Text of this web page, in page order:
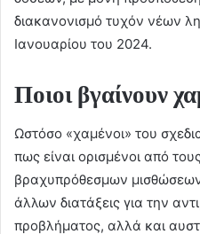
διακανονισμό τυχόν νέων
Ιανουαρίου του 2024.
Ποιοι βγαίνουν
Ωστόσο «χαμένοι» του
πως είναι ορισμένοι από
βραχυπρόθεσμων
άλλων διατάξεις για την
προβλήματος, αλλά και